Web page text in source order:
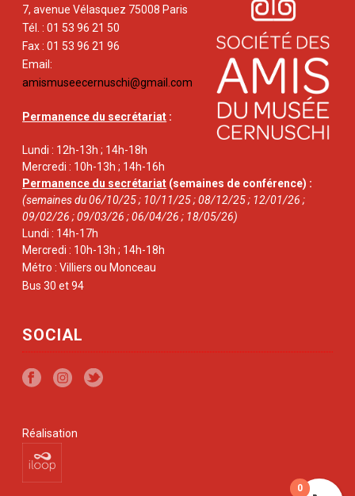
7, avenue Vélasquez 75008 Paris
Tél. : 01 53 96 21 50
Fax : 01 53 96 21 96
Email:
amismuseecernuschi@gmail.com
Permanence du secrétariat :
Lundi : 12h-13h ; 14h-18h
Mercredi : 10h-13h ; 14h-16h
Permanence du secrétariat (semaines de conférence) :
(semaines du 06/10/25 ; 10/11/25 ; 08/12/25 ; 12/01/26 ;
09/02/26 ; 09/03/26 ; 06/04/26 ; 18/05/26)
Lundi : 14h-17h
Mercredi : 10h-13h ; 14h-18h
Métro : Villiers ou Monceau
Bus 30 et 94
SOCIAL
Réalisation
0